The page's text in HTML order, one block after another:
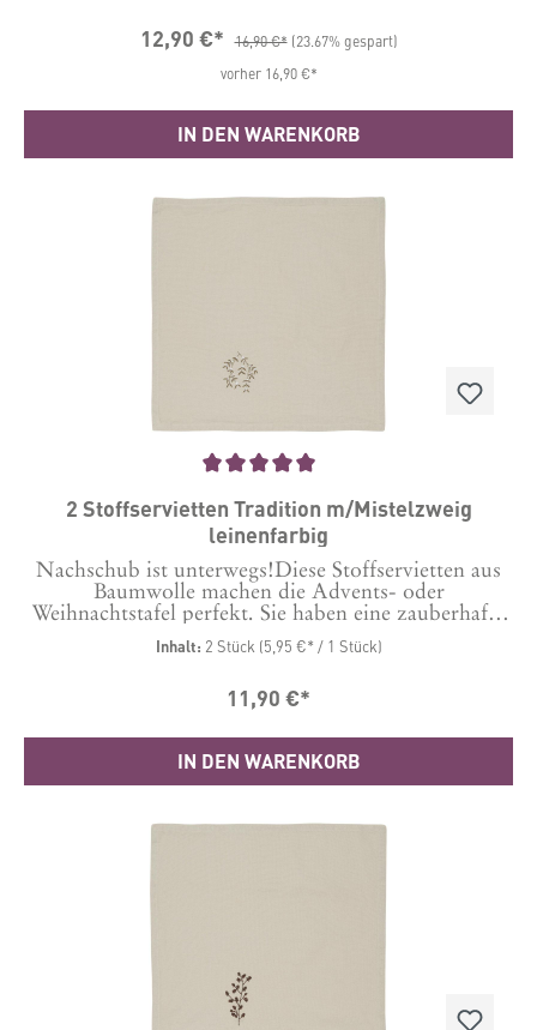
12,90 €* 16,90 €* (23.67% gespart)
vorher 16,90 €*
IN DEN WARENKORB
2 Stoffservietten Tradition m/Mistelzweig
leinenfarbig
Nachschub ist unterwegs!Diese Stoffservietten aus
Baumwolle machen die Advents- oder
Weihnachtstafel perfekt. Sie haben eine zauberhafte
Stickerei in Form von Mistelzweigen und passen
damit genau zu den Tischläufern unter anderer
Baumwolle, Stickerei Polyester.
Inhalt: 2 Stück (5,95 €* / 1 Stück)
11,90 €*
IN DEN WARENKORB